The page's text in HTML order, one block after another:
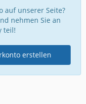
auf unserer Seite?
nehmen Sie an
teil!
erstellen